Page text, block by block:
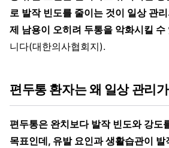
로 발작 빈도를 줄이는 것이 일상 관
제 남용이 오히려 두통을 악화시킬 수
니다(대한의사협회지).
편두통 환자는 왜 일상 관리
편두통은 완치보다 발작 빈도와 강도
목표인데, 유발 요인과 생활습관이